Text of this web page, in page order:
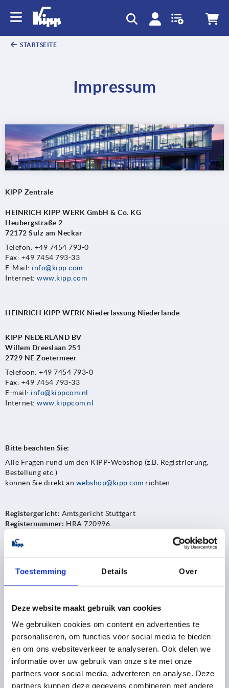
Toestemming Details Over
Deze website maakt gebruik van cookies
We gebruiken cookies om content en advertenties te
personaliseren, om functies voor social media te bieden
en om ons websiteverkeer te analyseren. Ook delen we
informatie over uw gebruik van onze site met onze
partners voor social media, adverteren en analyse. Deze
partners kunnen deze gegevens combineren met andere
STARTSEITE
Impressum
KIPP Zentrale
HEINRICH KIPP WERK GmbH & Co. KG
Heubergstraße 2
72172 Sulz am Neckar
Telefon: +49 7454 793-0
Fax: +49 7454 793-33
E-Mail: info@kipp.com
Internet: www.kipp.com
HEINRICH KIPP WERK Niederlassung Niederlande
KIPP NEDERLAND BV
Willem Dreeslaan 251
2729 NE Zoetermeer
Telefoon: +49 7454 793-0
Fax: +49 7454 793-33
E-mail: info@kippcom.nl
Internet: www.kippcom.nl
Bitte beachten Sie:
Alle Fragen rund um den KIPP-Webshop (z.B. Registrierung,
Bestellung etc.)
können Sie direkt an webshop@kipp.com richten.
Registergericht: Amtsgericht Stuttgart
Registernummer: HRA 720996
Vertreten durch die geschäftsführende Gesellschafterin:
722234 (persönlich haftend)
Diese vertreten durch die Geschäftsführer:
Ust-Id-Nr. DE 253564707
Nutzungsvorbehalt zu Text und Data Mining
In unserem Internetangebot unter www.kippwerk.de ist Text-
und-Data-Mining im Rahmen des § 60d UrhG nach deutschem